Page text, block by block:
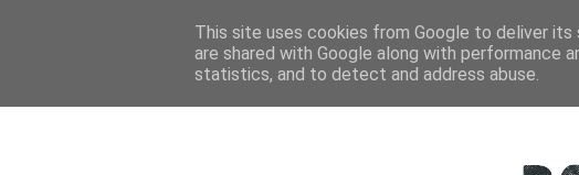
This site uses cookies from Google to deliver
are shared with Google along with performance
statistics, and to detect and address abuse.